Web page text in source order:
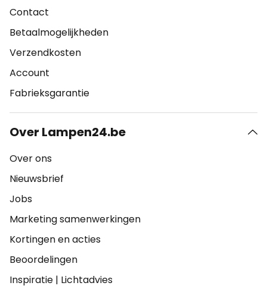
Contact
Betaalmogelijkheden
Verzendkosten
Account
Fabrieksgarantie
Over Lampen24.be
Over ons
Nieuwsbrief
Jobs
Marketing samenwerkingen
Kortingen en acties
Beoordelingen
Inspiratie | Lichtadvies